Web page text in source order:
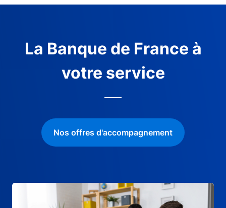
La Banque de France à
votre service
Nos offres d'accompagnement